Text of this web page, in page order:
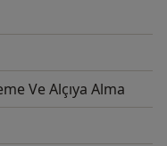
Ve Alçıya Alma